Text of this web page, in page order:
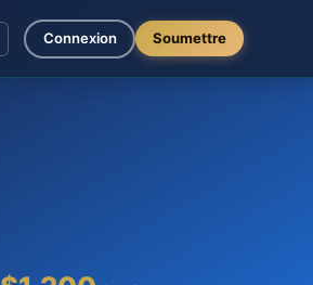
Connexion Soumettre